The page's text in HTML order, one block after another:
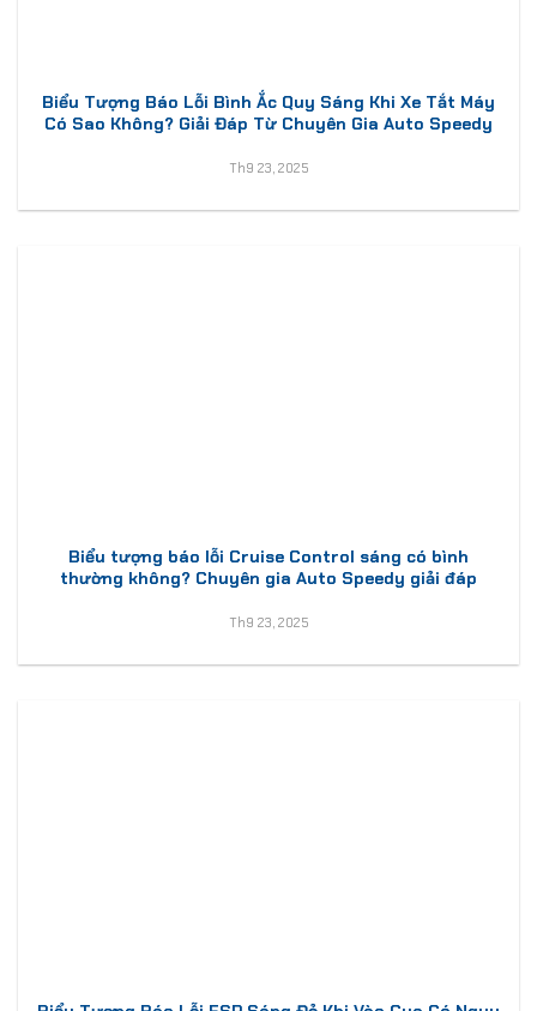
Biểu Tượng Báo Lỗi Bình Ắc Quy Sáng Khi Xe Tắt Máy
Có Sao Không? Giải Đáp Từ Chuyên Gia Auto Speedy
Th9 23, 2025
Biểu tượng báo lỗi Cruise Control sáng có bình
thường không? Chuyên gia Auto Speedy giải đáp
Th9 23, 2025